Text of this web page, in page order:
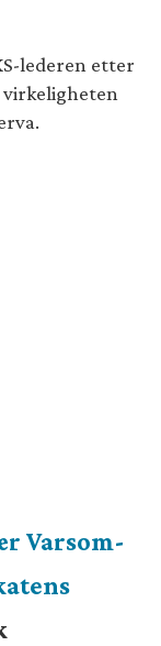
lederen etter
virkeligheten
Varsom-